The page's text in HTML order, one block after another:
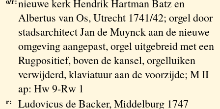
nieuwe kerk Hendrik Hartman Batz en
Albertus van Os, Utrecht 1741/42; orgel door
stadsarchitect Jan de Muynck aan de nieuwe
omgeving aangepast, orgel uitgebreid met een
Rugpositief, boven de kansel, orgelluiken
verwijderd, klaviatuur aan de voorzijde; M II
ap: Hw 9-Rw 1
r: Ludovicus de Backer, Middelburg 1747